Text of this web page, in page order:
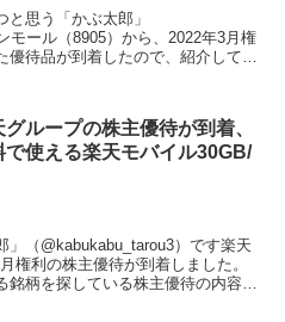
思う「かぶ太郎」
モール（8905）から、2022年3月権
待品が到着したので、紹介してい
グループの株主優待が到着、
で使える楽天モバイル30GB/
（@kabukabu_tarou3）です楽天
権利の株主優待が到着しました。
柄を探している株主優待の内容が